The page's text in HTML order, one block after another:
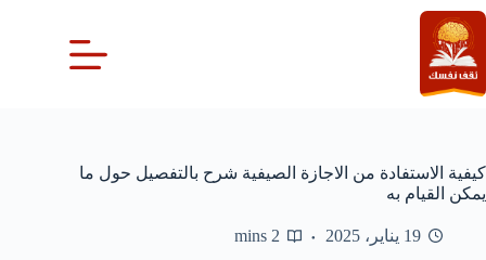
التجاوز
إلى
المحتوى
كيفية الاستفادة من الاجازة الصيفية شرح بالتفصيل حول ما
يمكن القيام به
19 يناير، 2025 2 mins